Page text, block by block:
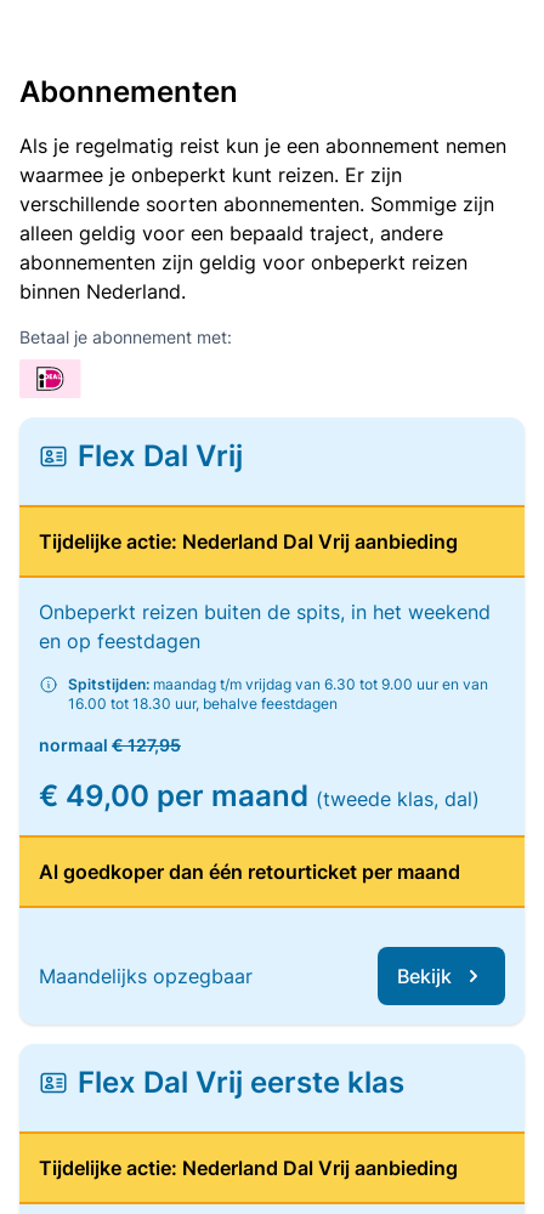
Abonnementen
Als je regelmatig reist kun je een abonnement nemen
waarmee je onbeperkt kunt reizen. Er zijn
verschillende soorten abonnementen. Sommige zijn
alleen geldig voor een bepaald traject, andere
abonnementen zijn geldig voor onbeperkt reizen
binnen Nederland.
Betaal je abonnement met:
Flex Dal Vrij
Tijdelijke actie: Nederland Dal Vrij aanbieding
Onbeperkt reizen buiten de spits, in het weekend
en op feestdagen
Spitstijden: maandag t/m vrijdag van 6.30 tot 9.00 uur en van
16.00 tot 18.30 uur, behalve feestdagen
normaal € 127,95
€ 49,00 per maand (tweede klas, dal)
Al goedkoper dan één retourticket per maand
Maandelijks opzegbaar Bekijk
Flex Dal Vrij eerste klas
Tijdelijke actie: Nederland Dal Vrij aanbieding